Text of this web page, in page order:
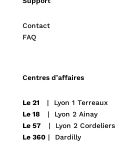
Contact
FAQ
Centres d’affaires
Le 21 | Lyon 1 Terreaux
Le 18| Lyon 2 Ainay
Le 57 | Lyon 2 Cordeliers
Le 360| Dardilly